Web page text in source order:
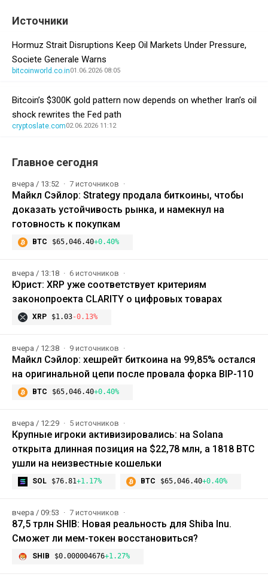
Источники
Hormuz Strait Disruptions Keep Oil Markets Under Pressure,
Societe Generale Warns
bitcoinworld.co.in01.06.2026 08:05
Bitcoin’s $300K gold pattern now depends on whether Iran’s oil
shock rewrites the Fed path
cryptoslate.com02.06.2026 11:12
Главное сегодня
вчера / 13:52 7 источников
Майкл Сэйлор: Strategy продала биткоины, чтобы
доказать устойчивость рынка, и намекнул на
готовность к покупкам
BTC $65,046.40+0.40%
вчера / 13:18 6 источников
Юрист: XRP уже соответствует критериям
законопроекта CLARITY о цифровых товарах
XRP $1.03-0.13%
вчера / 12:38 9 источников
Майкл Сэйлор: хешрейт биткоина на 99,85% остался
на оригинальной цепи после провала форка BIP-110
BTC $65,046.40+0.40%
вчера / 12:29 5 источников
Крупные игроки активизировались: на Solana
открыта длинная позиция на $22,78 млн, а 1818 BTC
ушли на неизвестные кошельки
SOL $76.81+1.17% BTC $65,046.40+0.40%
вчера / 09:53 7 источников
87,5 трлн SHIB: Новая реальность для Shiba Inu.
Сможет ли мем-токен восстановиться?
SHIB $0.000004676+1.27%